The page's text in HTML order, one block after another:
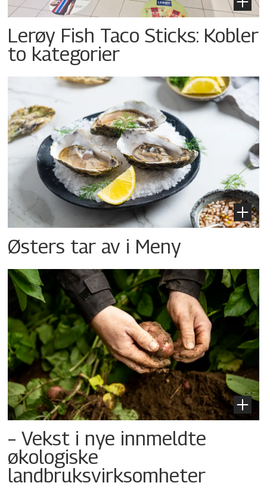
Lerøy Fish Taco Sticks: Kobler
to kategorier
Østers tar av i Meny
– Vekst i nye innmeldte
økologiske
landbruksvirksomheter